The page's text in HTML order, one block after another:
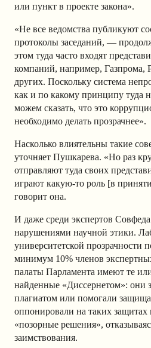
или пункт в проекте закона».
«Не все ведомства публикуют
протоколы заседаний, —
этом туда часто входят
компаний, например, Газпрома,
других. Поскольку система
как и по какому принципу туда
можем сказать, что это
необходимо делать прозрачнее».
Насколько влиятельны такие
уточняет Пушкарева. «Но раз
отправляют туда своих
играют какую-то роль [в
говорит она.
И даже среди экспертов
нарушениями научной этики.
университетской прозрачности
минимум 10% членов
палаты Парламента имеют те
найденные «Диссернетом»: они
плагиатом или помогали
оппонировали на таких
«позорные решения»,
заимствования.